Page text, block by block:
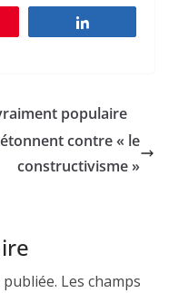
populaire
contre « le
constructivisme »
Les champs